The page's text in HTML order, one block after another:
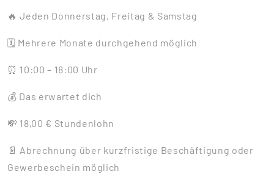
🔥 Jeden Donnerstag, Freitag & Samstag
🗓️ Mehrere Monate durchgehend möglich
⏰ 10:00 – 18:00 Uhr
💰 Das erwartet dich
💸 18,00 € Stundenlohn
📄 Abrechnung über kurzfristige Beschäftigung oder
Gewerbeschein möglich